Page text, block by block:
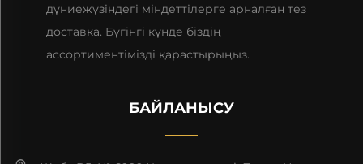
дүниежүзіндегі міндеттілерге арналған тез
доставка. Бүгінгі күнде біздің
ассортиментімізді қарастырыңыз.
БАЙЛАНЫСУ